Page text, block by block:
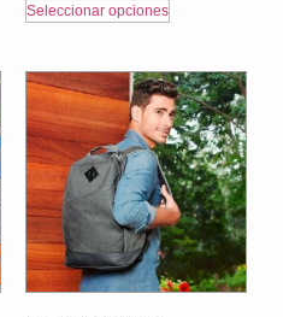
Seleccionar opciones